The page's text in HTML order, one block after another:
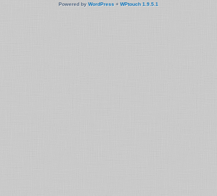
Powered by WordPress +WPtouch 1.9.5.1